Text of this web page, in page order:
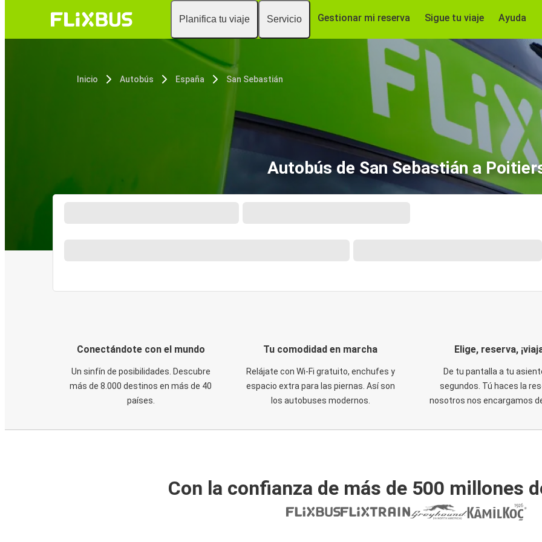
Planifica tu viaje Servicio Gestionar mi reserva Sigue tu viaje Ayuda
Inicio Autobús España San Sebastián
Autobús de San Sebastián a
Conectándote con el mundo
Un sinfín de posibilidades. Descubre
más de 8.000 destinos en más de 40
países.
Tu comodidad en marcha
Relájate con Wi-Fi gratuito, enchufes y
espacio extra para las piernas. Así son
los autobuses modernos.
Elige, reserva,
De tu pantalla a tu
segundos. Tú haces la
nosotros nos encargamos
Con la confianza de más de 500 millones